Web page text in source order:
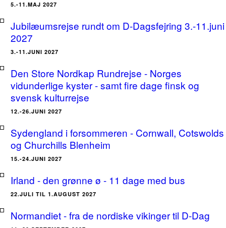
5.-11.MAJ 2027
Jubilæumsrejse rundt om D-Dagsfejring 3.-11.juni
2027
3.-11.JUNI 2027
Den Store Nordkap Rundrejse - Norges
vidunderlige kyster - samt fire dage finsk og
svensk kulturrejse
12.-26.JUNI 2027
Sydengland i forsommeren - Cornwall, Cotswolds
og Churchills Blenheim
15.-24.JUNI 2027
Irland - den grønne ø - 11 dage med bus
22.JULI TIL 1.AUGUST 2027
Normandiet - fra de nordiske vikinger til D-Dag